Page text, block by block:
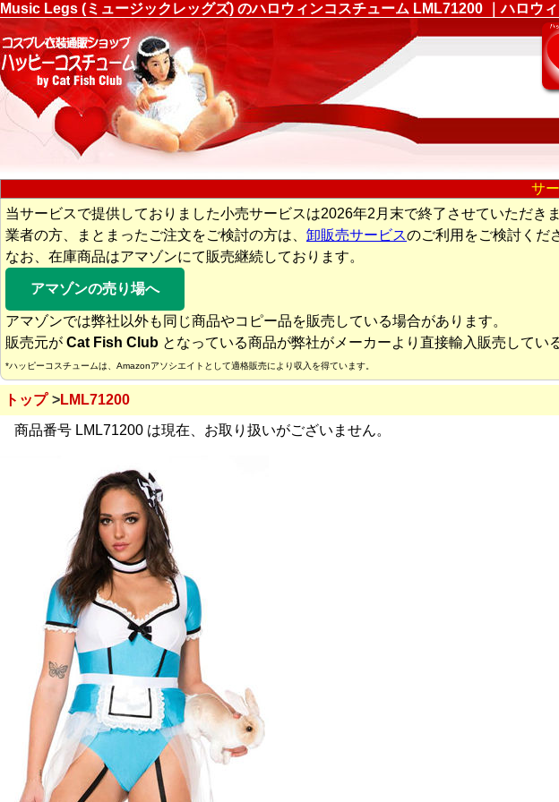
Music Legs (ミュージックレッグズ) のハロウィンコスチューム LML71200 ｜ハロウ
サ
当サービスで提供しておりました小売サービスは2026年2月末で終了させていただきま
業者の方、まとまったご注文をご検討の方は、 卸販売サービスのご利用をご検討くだ
なお、在庫商品はアマゾンにて販売継続しております。
アマゾンの売り場へ
アマゾンでは弊社以外も同じ商品やコピー品を販売している場合があります。
販売元が Cat Fish Club となっている商品が弊社がメーカーより直接輸入販売してい
*ハッピーコスチュームは、Amazonアソシエイトとして適格販売により収入を得ています。
トップ
LML71200
商品番号 LML71200 は現在、お取り扱いがございません。